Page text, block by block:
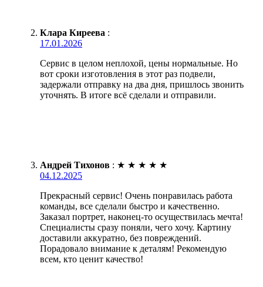
Клара Киреева :
17.01.2026
Сервис в целом неплохой, цены нормальные. Но
вот сроки изготовления в этот раз подвели,
задержали отправку на два дня, пришлось звонить
уточнять. В итоге всё сделали и отправили.
Андрей Тихонов : ★ ★ ★ ★ ★
04.12.2025
Прекрасный сервис! Очень понравилась работа
команды, все сделали быстро и качественно.
Заказал портрет, наконец-то осуществилась мечта!
Специалисты сразу поняли, чего хочу. Картину
доставили аккуратно, без повреждений.
Порадовало внимание к деталям! Рекомендую
всем, кто ценит качество!